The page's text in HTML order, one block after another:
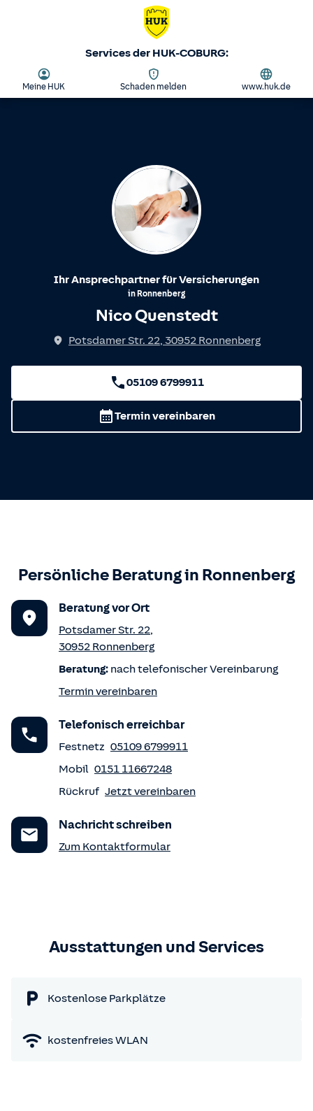
Services der HUK-COBURG:
Meine HUK Schaden melden www.huk.de
Ihr Ansprechpartner für Versicherungen
in Ronnenberg
Nico Quenstedt
Potsdamer Str. 22, 30952 Ronnenberg
05109 6799911
Termin vereinbaren
Persönliche Beratung in Ronnenberg
Beratung vor Ort
Potsdamer Str. 22,
30952 Ronnenberg
Beratung: nach telefonischer Vereinbarung
Termin vereinbaren
Telefonisch erreichbar
Festnetz 05109 6799911
Mobil 0151 11667248
Rückruf Jetzt vereinbaren
Nachricht schreiben
Zum Kontaktformular
Ausstattungen und Services
Kostenlose Parkplätze
kostenfreies WLAN